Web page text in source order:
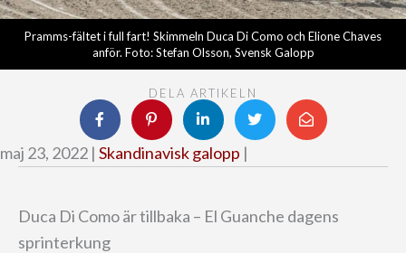
Pramms-fältet i full fart! Skimmeln Duca Di Como och Elione Chaves
anför. Foto: Stefan Olsson, Svensk Galopp
DELA ARTIKELN
maj 23, 2022 | Skandinavisk galopp |
Duca Di Como är tillbaka – El Guanche dagens
sprinterkung